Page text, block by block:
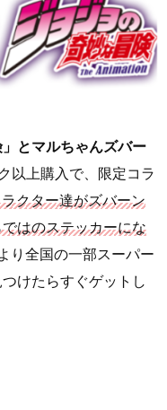
とマルちゃんズバー
以上購入で、限定コラ
クター達がズバーン
はのステッカーにな
り全国の一部スーパー
けたらすぐゲットし